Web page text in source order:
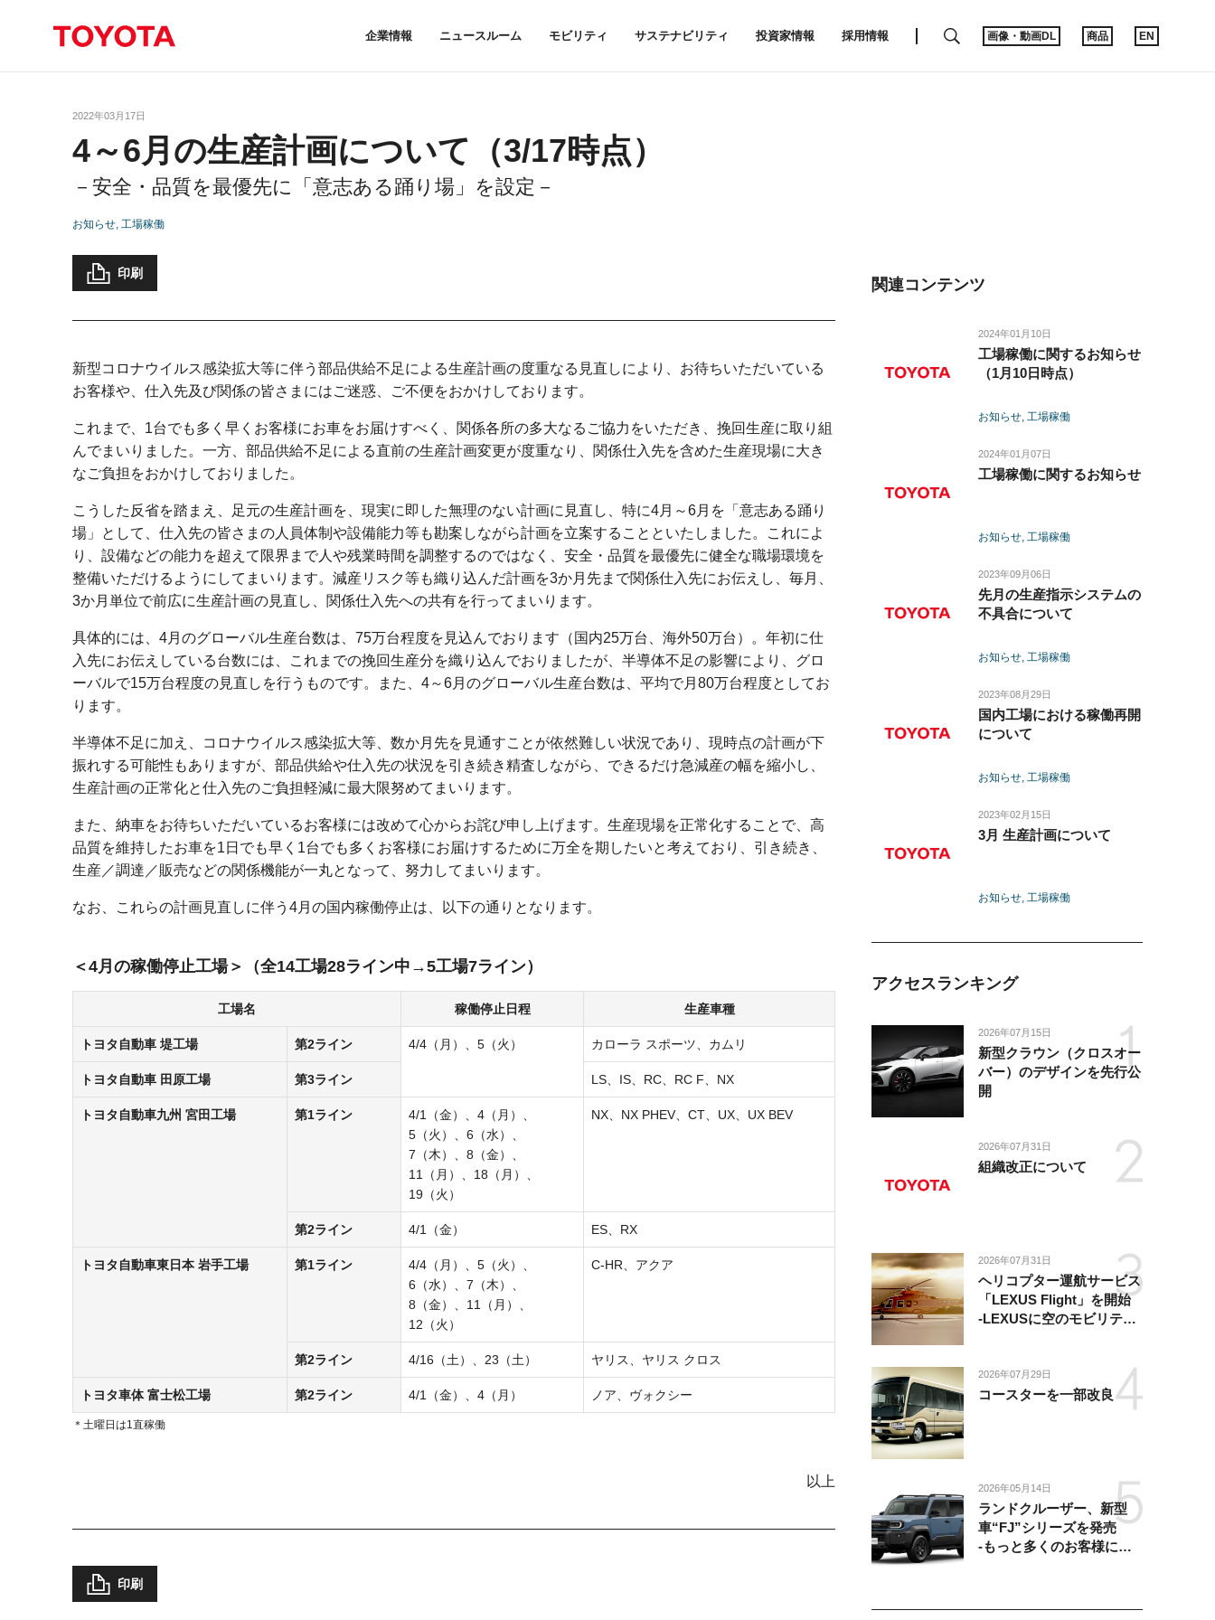
企業情報 ニュースルーム モビリティ サステナビリティ 投資家情報 採用情報 SEARCH画像・動画DL 商品 EN
2022年03月17日
4～6月の生産計画について （3/17時点）
－安全・品質を最優先に「意志ある踊り場」を設定－
お知らせ 工場稼働
印刷
新型コロナウイルス感染拡大等に伴う部品供給不足による生産計画の度重なる見直しにより、お待ちいただいている
お客様や、仕入先及び関係の皆さまにはご迷惑、ご不便をおかけしております。
これまで、1台でも多く早くお客様にお車をお届けすべく、関係各所の多大なるご協力をいただき、挽回生産に取り組
んでまいりました。一方、部品供給不足による直前の生産計画変更が度重なり、関係仕入先を含めた生産現場に大き
なご負担をおかけしておりました。
こうした反省を踏まえ、足元の生産計画を、現実に即した無理のない計画に見直し、特に4月～6月を「意志ある踊り
場」として、仕入先の皆さまの人員体制や設備能力等も勘案しながら計画を立案することといたしました。これによ
り、設備などの能力を超えて限界まで人や残業時間を調整するのではなく、安全・品質を最優先に健全な職場環境を
整備いただけるようにしてまいります。減産リスク等も織り込んだ計画を3か月先まで関係仕入先にお伝えし、毎月、
3か月単位で前広に生産計画の見直し、関係仕入先への共有を行ってまいります。
具体的には、4月のグローバル生産台数は、75万台程度を見込んでおります（国内25万台、海外50万台）。年初に仕
入先にお伝えしている台数には、これまでの挽回生産分を織り込んでおりましたが、半導体不足の影響により、グロ
ーバルで15万台程度の見直しを行うものです。また、4～6月のグローバル生産台数は、平均で月80万台程度としてお
ります。
半導体不足に加え、コロナウイルス感染拡大等、数か月先を見通すことが依然難しい状況であり、現時点の計画が下
振れする可能性もありますが、部品供給や仕入先の状況を引き続き精査しながら、できるだけ急減産の幅を縮小し、
生産計画の正常化と仕入先のご負担軽減に最大限努めてまいります。
また、納車をお待ちいただいているお客様には改めて心からお詫び申し上げます。生産現場を正常化することで、高
品質を維持したお車を1日でも早く1台でも多くお客様にお届けするために万全を期したいと考えており、引き続き、
生産／調達／販売などの関係機能が一丸となって、努力してまいります。
なお、これらの計画見直しに伴う4月の国内稼働停止は、以下の通りとなります。
4月の稼働停止工場 （全14工場28ライン中 →5工場7ライン）
工場名 稼働停止日程 生産車種
トヨタ自動車 堤工場 第2ライン 4/4（月）、5（火） カローラ スポーツ、カムリ
トヨタ自動車 田原工場 第3ライン LS、IS、RC、RC F、NX
トヨタ自動車九州 宮田工場 第1ライン
4/1（金）、4（月）、
5（火）、 6（水）、
7（木）、 8（金）、
11（月）、 18（月）、
19（火）
NX、NX PHEV、CT、UX、 UX BEV
第2ライン 4/1（金） ES、RX
トヨタ自動車東日本 岩手工場 第1ライン
4/4（月）、5（火）、
6（水）、 7（木）、
8（金）、 11（月）、
12（火）
C-HR、アクア
第2ライン 4/16（土）、23（土） ヤリス、ヤリス クロス
トヨタ車体富士松工場 第2ライン 4/1（金）、4（月） ノア、ヴォクシー
土曜日は1直稼働
以上
印刷
関連コンテンツ
2024年01月10日
工場稼働に関するお知らせ
（1月10日時点）
お知らせ 工場稼働
2024年01月07日
工場稼働に関するお知らせ
お知らせ 工場稼働
2023年09月06日
先月の生産指示システムの
不具合について
お知らせ 工場稼働
2023年08月29日
国内工場における稼働再開
について
お知らせ 工場稼働
2023年02月15日
3月 生産計画について
お知らせ 工場稼働
アクセスランキング
2026年07月15日
新型クラウン（クロスオー
バー）のデザインを先行公
開
2026年07月31日
組織改正について
2026年07月31日
ヘリコプター運航サービス
「LEXUS Flight」を開始
-LEXUSに空のモビリティ
2026年07月29日
コースターを一部改良
2026年05月14日
ランドクルーザー、新型
車“FJ”シリーズを発売
-もっと多くのお客様にラ